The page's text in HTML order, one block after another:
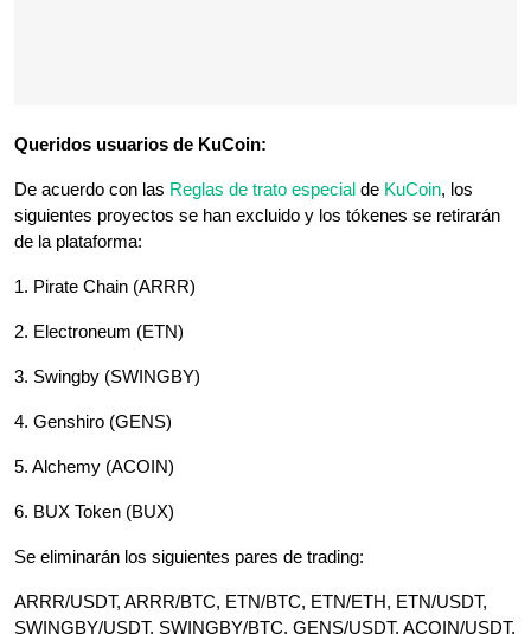
Queridos usuarios de KuCoin:
De acuerdo con las Reglas de trato especial de KuCoin, los
siguientes proyectos se han excluido y los tókenes se retirarán
de la plataforma:
1. Pirate Chain (ARRR)
2. Electroneum (ETN)
3. Swingby (SWINGBY)
4. Genshiro (GENS)
5. Alchemy (ACOIN)
6. BUX Token (BUX)
Se eliminarán los siguientes pares de trading:
ARRR/USDT, ARRR/BTC, ETN/BTC, ETN/ETH, ETN/USDT,
SWINGBY/USDT, SWINGBY/BTC, GENS/USDT, ACOIN/USDT,